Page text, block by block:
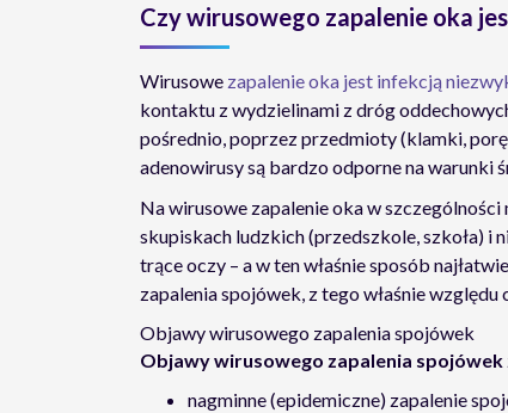
Czy wirusowego zapalenie oka
Wirusowe zapalenie oka jest infekcją
kontaktu z wydzielinami z dróg
pośrednio, poprzez przedmioty (klamki,
adenowirusy są bardzo odporne na warunki
Na wirusowe zapalenie oka w
skupiskach ludzkich (przedszkole, szkoła) i
trące oczy – a w ten właśnie sposób
zapalenia spojówek, z tego właśnie
Objawy wirusowego zapalenia spojówek
Objawy wirusowego zapalenia spojówek
nagminne (epidemiczne) zapalenie